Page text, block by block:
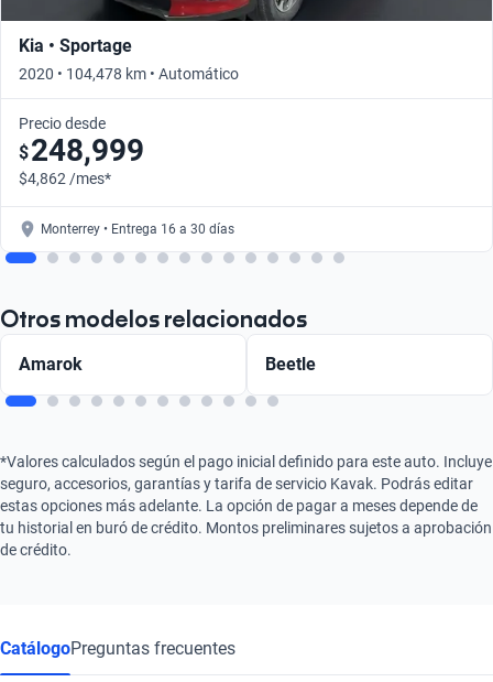
Kia • Sportage
2020 • 104,478 km • Automático
Precio desde
$248,999
$4,862 /mes*
Monterrey • Entrega 16 a 30 días
Otros modelos relacionados
Amarok Beetle
*Valores calculados según el pago inicial definido para este auto. Incluye
seguro, accesorios, garantías y tarifa de servicio Kavak. Podrás editar
estas opciones más adelante. La opción de pagar a meses depende de
tu historial en buró de crédito. Montos preliminares sujetos a aprobación
de crédito.
CatálogoPreguntas frecuentes